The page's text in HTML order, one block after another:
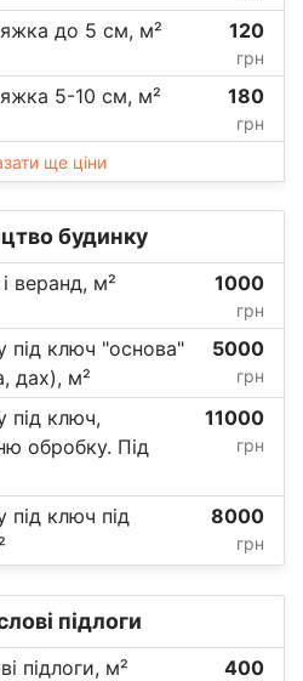
до 5 см, м² 120
грн
5-10 см, м² 180
грн
ще ціни
будинку
веранд, м² 1000
грн
під ключ "основа"
дах), м²
5000
грн
під ключ,
обробку. Під
11000
грн
під ключ під
8000
грн
підлоги
підлоги, м² 400